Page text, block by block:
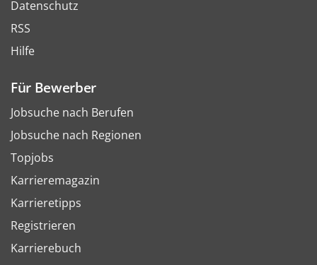
Datenschutz
RSS
Hilfe
Für Bewerber
Jobsuche nach Berufen
Jobsuche nach Regionen
Topjobs
Karrieremagazin
Karrieretipps
Registrieren
Karrierebuch